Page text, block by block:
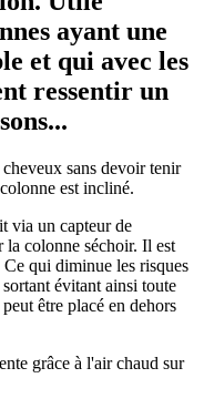
ayant une
et qui avec les
ressentir un
sans devoir tenir
est incliné.
via un capteur de
la colonne séchoir. Il est
qui diminue les risques
évitant ainsi toute
être placé en dehors
grâce à l'air chaud sur